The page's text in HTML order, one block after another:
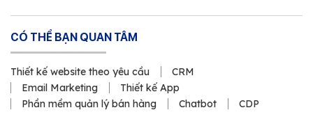
CÓ THỂ BẠN QUAN TÂM
Thiết kế website theo yêu cầu
CRM
Email Marketing
Thiết kế App
Phần mềm quản lý bán hàng
Chatbot CDP